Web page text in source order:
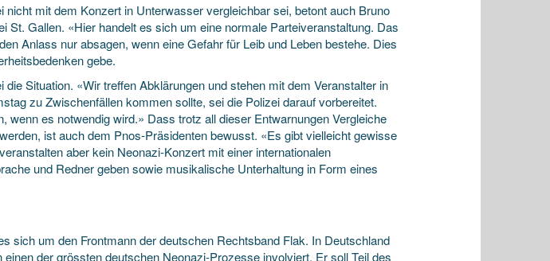
mit dem Konzert in Unterwasser vergleichbar sei, betont auch Bruno
St. Gallen. «Hier handelt es sich um eine normale Parteiveranstaltung. Das
Anlass nur absagen, wenn eine Gefahr für Leib und Leben bestehe. Dies
gebe.
Situation. «Wir treffen Abklärungen und stehen mit dem Veranstalter in
zu Zwischenfällen kommen sollte, sei die Polizei darauf vorbereitet.
wenn es notwendig wird.» Dass trotz all dieser Entwarnungen Vergleiche
ist auch dem Pnos-Präsidenten bewusst. «Es gibt vielleicht gewisse
aber kein Neonazi-Konzert mit einer internationalen
und Redner geben sowie musikalische Unterhaltung in Form eines
sich um den Frontmann der deutschen Rechtsband Flak. In Deutschland
der grössten deutschen Neonazi-Prozesse involviert. Er soll Teil des